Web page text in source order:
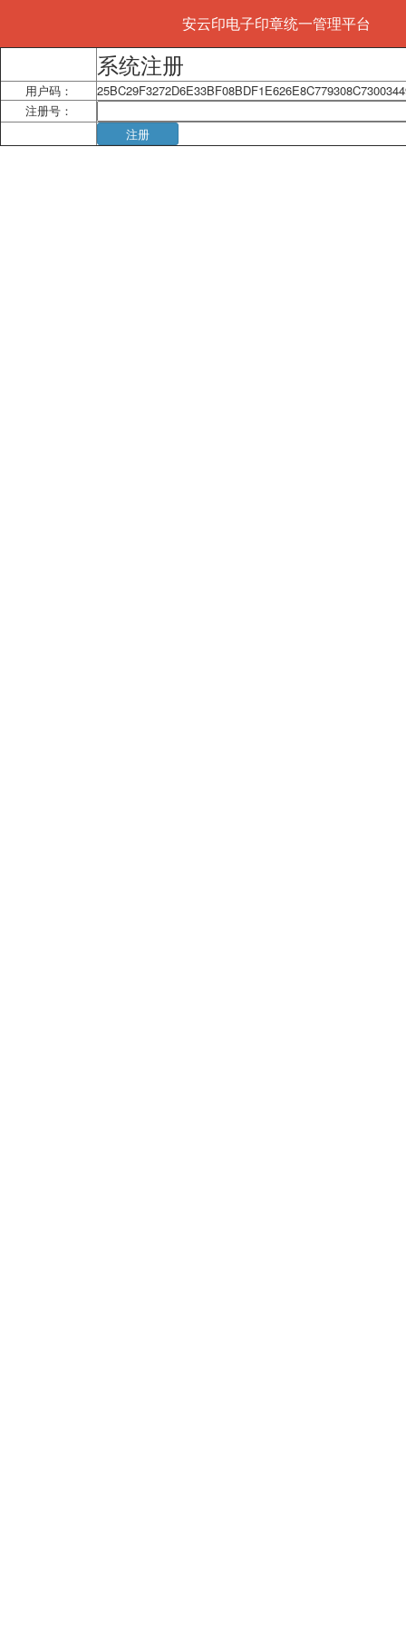
安云印电子印章统一管理平台
系统注册
用户码：
注册号：